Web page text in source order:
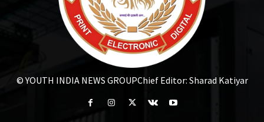
© YOUTH INDIA NEWS GROUPChief Editor: Sharad Katiyar